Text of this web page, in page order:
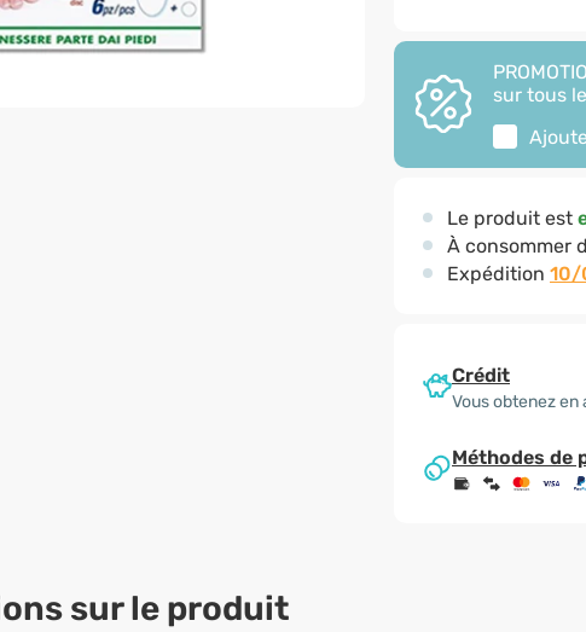
sur tous
Le produit est
À consommer
Expédition
Crédit
Vous obtenez
Méthodes de
sur le produit